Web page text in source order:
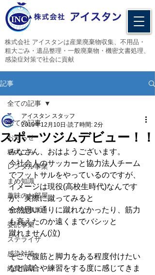
​株式会社 アイスタンは産業廃棄物収集、不用品・
粗大ごみ・遺品整理・一般廃棄物・機密文書処理、
感染症対策で社会に貢献
記事
全ての記事
お知らせ
粗大ごみ
レンタル事業
まめ知識
趣味のお部屋
その他事業
委託事業
ステライザ
感染対策
経費削減
全ての記事
スポーツジムデビュー！！
アイスタン スタッフ
2019年12月10日 読了時間: 2分
みなさん、おはようございます。
今社会人のサッカーと協力法人チーム
でフットサルをやっているのですが、
イメージは現役(高校生時代)なんです
が、実際に蹴ってみると
全然思い通りに蹴れなかったり、筋力
も衰えたのか遠くまでバシッと
蹴れません(泣)
そこで腹筋と脚力をある程度付けたい
なと試合や練習をする度に感じてきま